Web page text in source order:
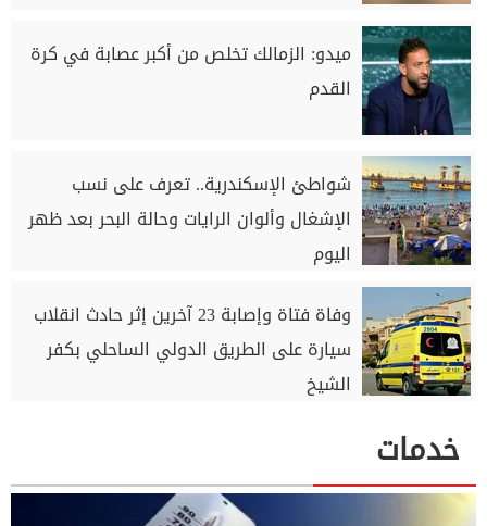
ميدو: الزمالك تخلص من أكبر عصابة في كرة
القدم
شواطئ الإسكندرية.. تعرف على نسب
الإشغال وألوان الرايات وحالة البحر بعد ظهر
اليوم
وفاة فتاة وإصابة 23 آخرين إثر حادث انقلاب
سيارة على الطريق الدولي الساحلي بكفر
الشيخ
خدمات